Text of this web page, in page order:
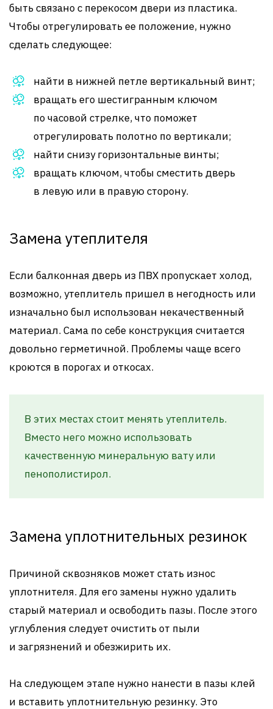
быть связано с перекосом двери из пластика.
Чтобы отрегулировать ее положение, нужно
сделать следующее:
найти в нижней петле вертикальный винт;
вращать его шестигранным ключом
по часовой стрелке, что поможет
отрегулировать полотно по вертикали;
найти снизу горизонтальные винты;
вращать ключом, чтобы сместить дверь
в левую или в правую сторону.
Замена утеплителя
Если балконная дверь из ПВХ пропускает холод,
возможно, утеплитель пришел в негодность или
изначально был использован некачественный
материал. Сама по себе конструкция считается
довольно герметичной. Проблемы чаще всего
кроются в порогах и откосах.
В этих местах стоит менять утеплитель.
Вместо него можно использовать
качественную минеральную вату или
пенополистирол.
Замена уплотнительных резинок
Причиной сквозняков может стать износ
уплотнителя. Для его замены нужно удалить
старый материал и освободить пазы. После этого
углубления следует очистить от пыли
и загрязнений и обезжирить их.
На следующем этапе нужно нанести в пазы клей
и вставить уплотнительную резинку. Это